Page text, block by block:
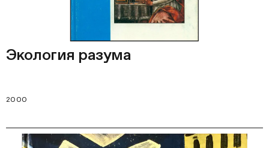
Экология разума
2000